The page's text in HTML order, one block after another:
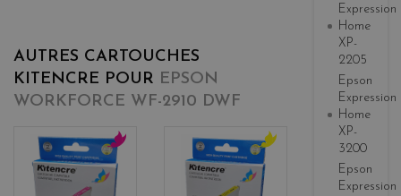
AUTRES CARTOUCHES
KITENCRE POUR EPSON
WORKFORCE WF-2910 DWF
a
e
Expression
Home
XP-
2205
Epson
Expression
Home
XP-
3200
Epson
Expression